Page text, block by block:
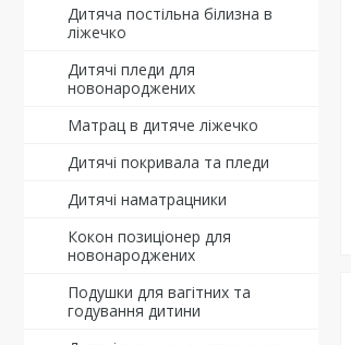
Дитяча постільна білизна в
ліжечко
Дитячі пледи для
новонароджених
Матрац в дитяче ліжечко
Дитячі покривала та пледи
Дитячі наматрацники
Кокон позиціонер для
новонароджених
Подушки для вагітних та
годування дитини